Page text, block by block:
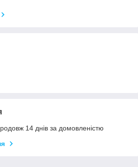
14 днів за домовленістю